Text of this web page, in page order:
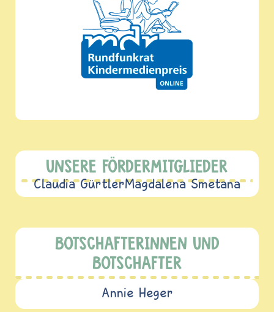
UNSERE FÖRDERMITGLIEDER
Claudia GürtlerMagdalena Smetana
BOTSCHAFTERINNEN UND
BOTSCHAFTER
Annie Heger